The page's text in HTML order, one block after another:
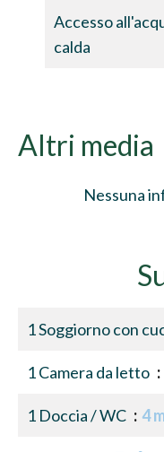
Accesso
calda
Altri media
Nessuna
1 Soggiorno con
1 Camera da letto
1 Doccia / WC 4